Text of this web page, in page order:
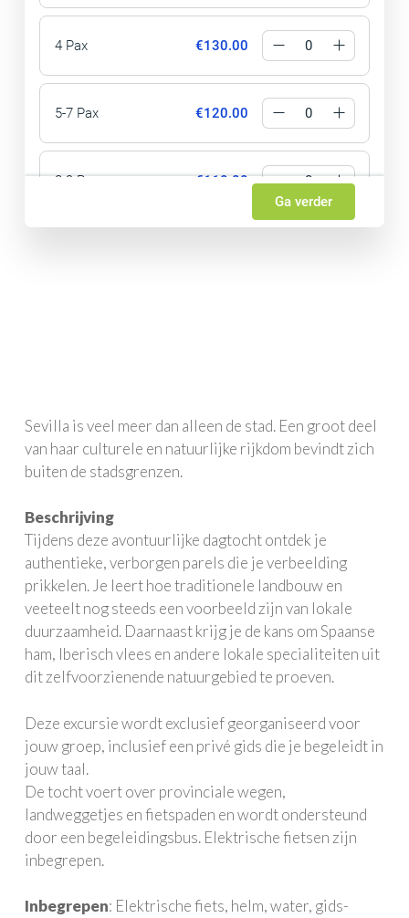
4 Pax €130.00
5-7 Pax €120.00
8-9 Pax €110.00
Ga verder
Sevilla is veel meer dan alleen de stad. Een groot deel
van haar culturele en natuurlijke rijkdom bevindt zich
buiten de stadsgrenzen.
Beschrijving
Tijdens deze avontuurlijke dagtocht ontdek je
authentieke, verborgen parels die je verbeelding
prikkelen. Je leert hoe traditionele landbouw en
veeteelt nog steeds een voorbeeld zijn van lokale
duurzaamheid. Daarnaast krijg je de kans om Spaanse
ham, Iberisch vlees en andere lokale specialiteiten uit
dit zelfvoorzienende natuurgebied te proeven.
Deze excursie wordt exclusief georganiseerd voor
jouw groep, inclusief een privé gids die je begeleidt in
jouw taal.
De tocht voert over provinciale wegen,
landweggetjes en fietspaden en wordt ondersteund
door een begeleidingsbus. Elektrische fietsen zijn
inbegrepen.
Inbegrepen: Elektrische fiets, helm, water, gids-